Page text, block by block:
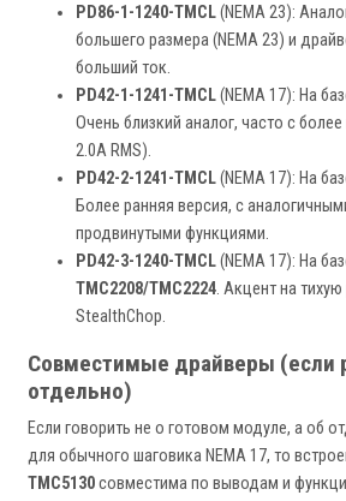
PD86-1-1240-TMCL(NEMA 23):
большего размера (NEMA 23) и
больший ток.
PD42-1-1241-TMCL(NEMA 17): На
Очень близкий аналог, часто с
2.0A RMS).
PD42-2-1241-TMCL(NEMA 17): На
Более ранняя версия, с
продвинутыми функциями.
PD42-3-1240-TMCL(NEMA 17): На
TMC2208/TMC2224. Акцент на
StealthChop.
Совместимые драйверы (если
отдельно)
Если говорить не о готовом модуле, а об
для обычного шаговика NEMA 17, то
TMC5130совместима по выводам и